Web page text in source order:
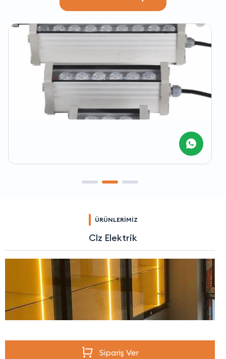
ÜRÜNLERİMİZ
Clz Elektrik
Sipariş Ver